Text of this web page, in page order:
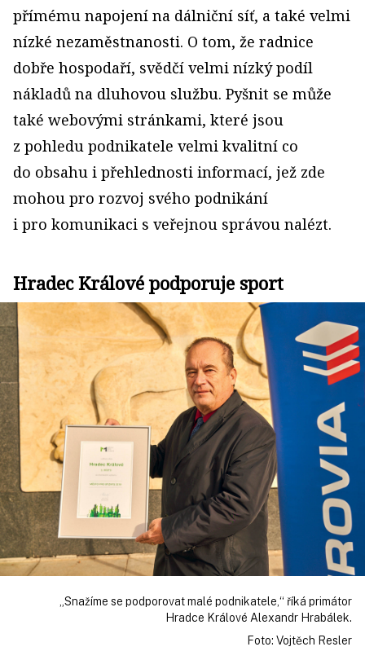
přímému napojení na dálniční síť, a také velmi
nízké nezaměstnanosti. O tom, že radnice
dobře hospodaří, svědčí velmi nízký podíl
nákladů na dluhovou službu. Pyšnit se může
také webovými stránkami, které jsou
z pohledu podnikatele velmi kvalitní co
do obsahu i přehlednosti informací, jež zde
mohou pro rozvoj svého podnikání
i pro komunikaci s veřejnou správou nalézt.
Hradec Králové podporuje sport
„Snažíme se podporovat malé podnikatele,“ říká primátor
Hradce Králové Alexandr Hrabálek.
Foto: Vojtěch Resler